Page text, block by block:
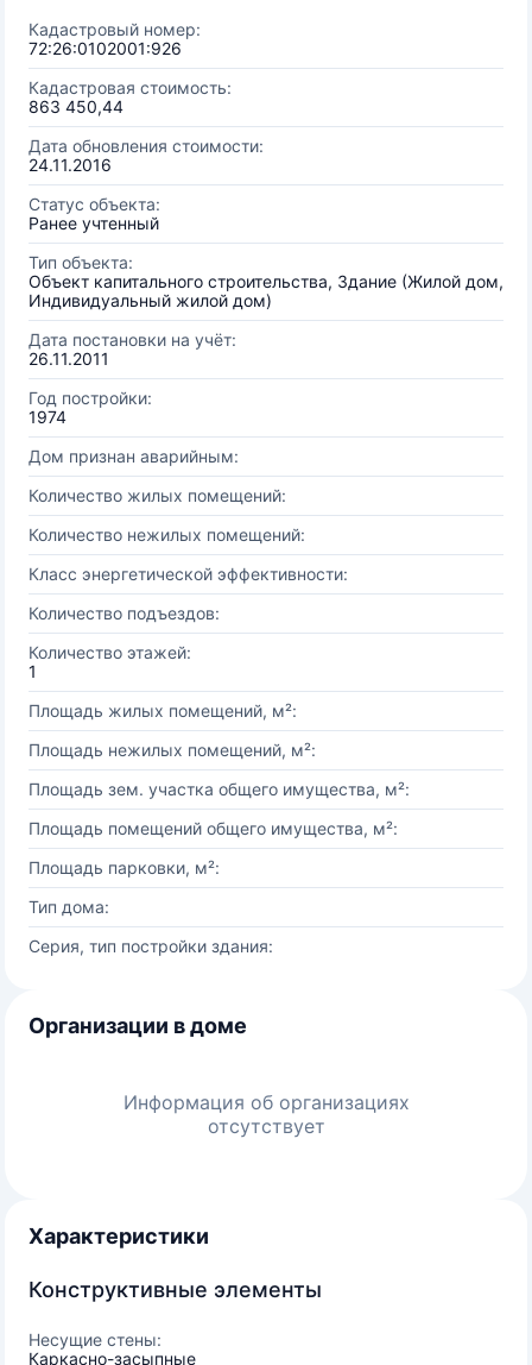
Кадастровый номер:
72:26:0102001:926
Кадастровая стоимость:
863 450,44
Дата обновления стоимости:
24.11.2016
Статус объекта:
Ранее учтенный
Тип объекта:
Объект капитального строительства, Здание (Жилой дом,
Индивидуальный жилой дом)
Дата постановки на учёт:
26.11.2011
Год постройки:
1974
Дом признан аварийным:
Количество жилых помещений:
Количество нежилых помещений:
Класс энергетической эффективности:
Количество подъездов:
Количество этажей:
1
Площадь жилых помещений, м²:
Площадь нежилых помещений, м²:
Площадь зем. участка общего имущества, м²:
Площадь помещений общего имущества, м²:
Площадь парковки, м²:
Тип дома:
Серия, тип постройки здания:
Организации в доме
Информация об организациях
отсутствует
Характеристики
Конструктивные элементы
Несущие стены:
Каркасно-засыпные